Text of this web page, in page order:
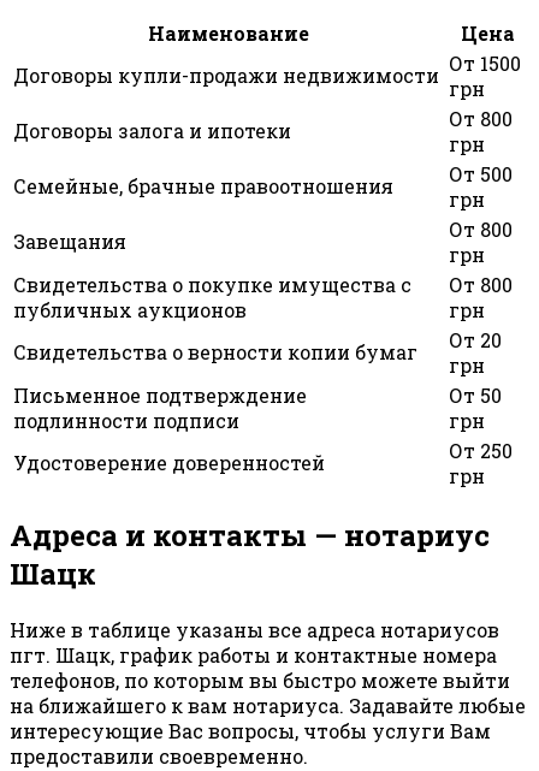
Наименование
Цена
Договоры купли-продажи недвижимости От 1500
грн
Договоры залога и ипотеки
От 800
грн
Семейные, брачные правоотношения
От 500
грн
Завещания
От 800
грн
Свидетельства о покупке имущества с
публичных аукционов
От 800
грн
Свидетельства о верности копии бумаг
От 20
грн
Письменное подтверждение
подлинности подписи
От 50
грн
Удостоверение доверенностей
От 250
грн
Адреса и контакты — нотариус
Шацк
Ниже в таблице указаны все адреса нотариусов
пгт. Шацк, график работы и контактные номера
телефонов, по которым вы быстро можете выйти
на ближайшего к вам нотариуса. Задавайте любые
интересующие Вас вопросы, чтобы услуги Вам
предоставили своевременно.